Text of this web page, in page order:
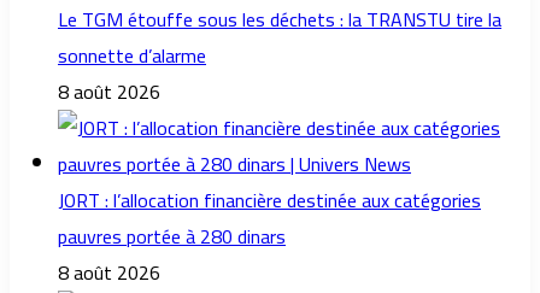
Le TGM étouffe sous les déchets : la TRANSTU tire la
sonnette d’alarme
8 août 2026
JORT : l’allocation financière destinée aux catégories
pauvres portée à 280 dinars
8 août 2026